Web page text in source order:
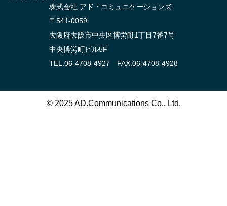
株式会社 アド・コミュニケーションズ
〒541-0059
大阪府大阪市中央区博労町1丁目7番7号
中央博労町ビル5F
TEL.06-4708-4927 FAX.06-4708-4928
© 2025 AD.Communications Co., Ltd.